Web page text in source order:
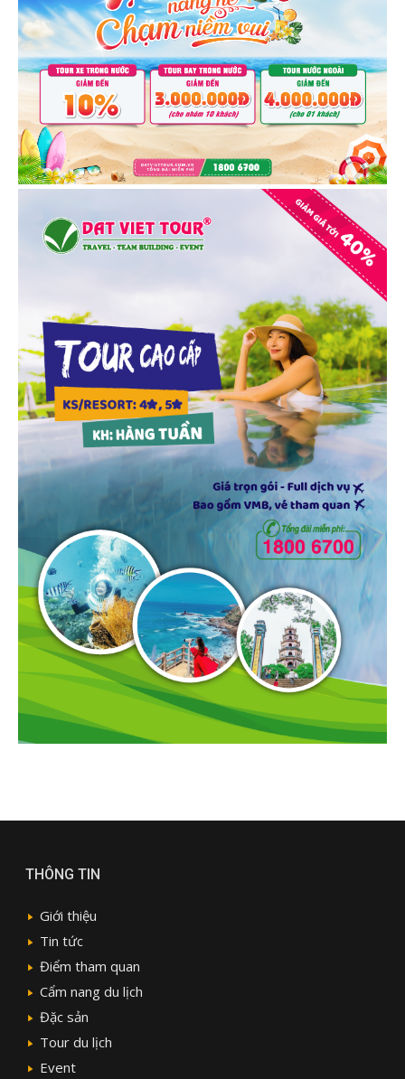
THÔNG TIN
Giới thiệu
Tin tức
Điểm tham quan
Cẩm nang du lịch
Đặc sản
Tour du lịch
Event